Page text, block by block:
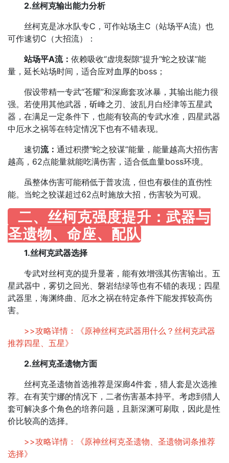
2.丝柯克输出能力分析
丝柯克是冰水队专C，可作站场主C（站场平A流）也
可作速切C（大招流）：
站场平A流： 依赖吸收“虚境裂隙”提升“蛇之狡谋”能
量，延长站场时间，适合应对血厚的boss；
假设带精一专武“苍耀”和深廊套攻冰暴，其输出能力很
强。若使用其他武器，斫峰之刃、波乱月白经津等五星武
器，在满足一定条件下，也能有较高的专武水准，四星武器
中厄水之祸等在特定情况下也有不错表现。
速切流： 通过积攒“蛇之狡谋”能量，能量越高大招伤害
越高，62点能量就能吃满伤害，适合低血量boss环境。​
虽整体伤害可能稍低于普攻流，但也有极佳的直伤性
能。当蛇之狡谋超过62点时施放大招，伤害较为可观。
二、丝柯克强度提升：武器与
圣遗物、命座、配队
1.丝柯克武器选择
专武对丝柯克的提升显著，能有效增强其伤害输出。五
星武器中，雾切之回光、磐岩结绿等也有不错的表现；四星
武器里，海渊终曲、厄水之祸在特定条件下能发挥较高伤
害。​
>>攻略详情：《原神丝柯克武器用什么？丝柯克武器
推荐四星、五星》
2.丝柯克圣遗物方面
丝柯克圣遗物首选推荐是深廊4件套，猎人套是次选推
荐。在有芙宁娜的情况下，二者伤害基本持平。考虑到猎人
套可解决多个角色的培养问题，且新深渊可刷取，因此是性
价比较高的选择。​
>>攻略详情：《原神丝柯克圣遗物、圣遗物词条推荐
选择》